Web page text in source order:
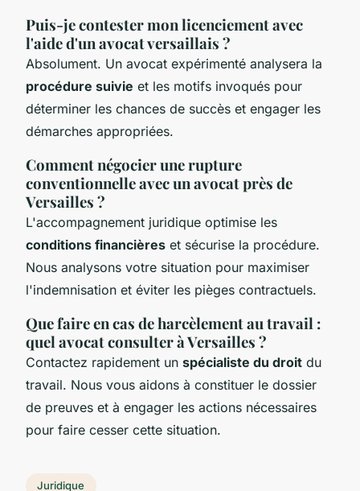
Puis-je contester mon licenciement avec
l'aide d'un avocat versaillais ?
Absolument. Un avocat expérimenté analysera la
procédure suivie et les motifs invoqués pour
déterminer les chances de succès et engager les
démarches appropriées.
Comment négocier une rupture
conventionnelle avec un avocat près de
Versailles ?
L'accompagnement juridique optimise les
conditions financières et sécurise la procédure.
Nous analysons votre situation pour maximiser
l'indemnisation et éviter les pièges contractuels.
Que faire en cas de harcèlement au travail :
quel avocat consulter à Versailles ?
Contactez rapidement un spécialiste du droit du
travail. Nous vous aidons à constituer le dossier
de preuves et à engager les actions nécessaires
pour faire cesser cette situation.
Juridique